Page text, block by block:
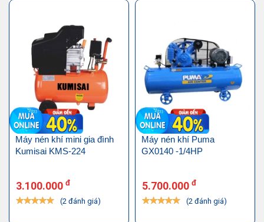
Máy nén khí mini gia đình
Kumisai KMS-224
3.100.000 đ
(2 đánh giá)
Máy nén khí Puma
GX0140 -1/4HP
5.700.000 đ
(2 đánh giá)